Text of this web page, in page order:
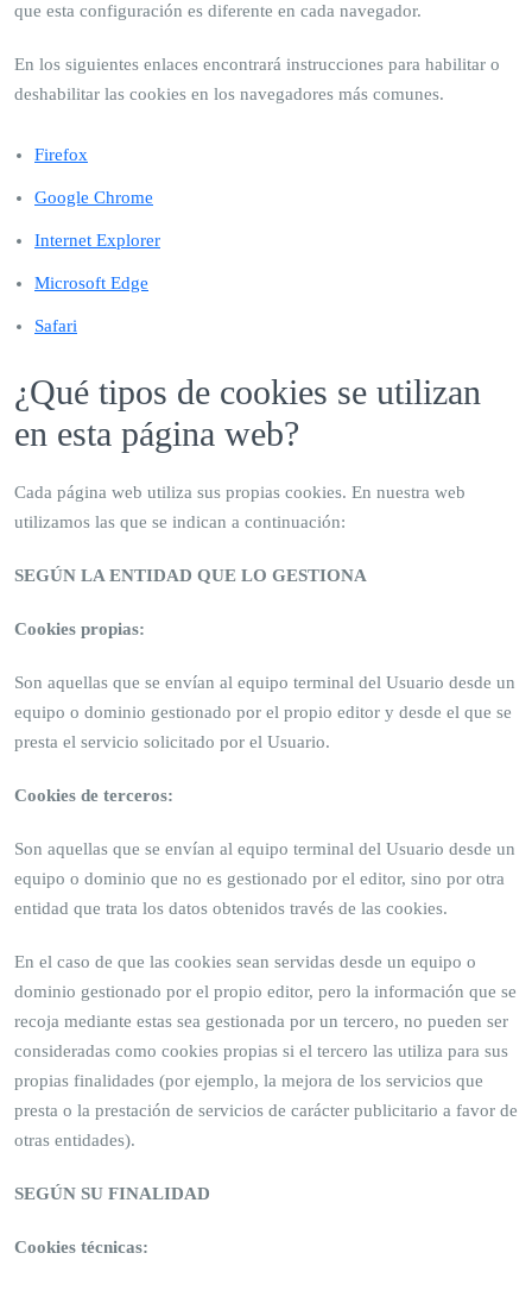
que esta configuración es diferente en cada navegador.
En los siguientes enlaces encontrará instrucciones para habilitar o
deshabilitar las cookies en los navegadores más comunes.
Firefox
Google Chrome
Internet Explorer
Microsoft Edge
Safari
¿Qué tipos de cookies se utilizan
en esta página web?
Cada página web utiliza sus propias cookies. En nuestra web
utilizamos las que se indican a continuación:
SEGÚN LA ENTIDAD QUE LO GESTIONA
Cookies propias:
Son aquellas que se envían al equipo terminal del Usuario desde un
equipo o dominio gestionado por el propio editor y desde el que se
presta el servicio solicitado por el Usuario.
Cookies de terceros:
Son aquellas que se envían al equipo terminal del Usuario desde un
equipo o dominio que no es gestionado por el editor, sino por otra
entidad que trata los datos obtenidos través de las cookies.
En el caso de que las cookies sean servidas desde un equipo o
dominio gestionado por el propio editor, pero la información que se
recoja mediante estas sea gestionada por un tercero, no pueden ser
consideradas como cookies propias si el tercero las utiliza para sus
propias finalidades (por ejemplo, la mejora de los servicios que
presta o la prestación de servicios de carácter publicitario a favor de
otras entidades).
SEGÚN SU FINALIDAD
Cookies técnicas: